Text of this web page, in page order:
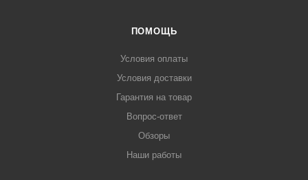
ПОМОЩЬ
Условия оплаты
Условия доставки
Гарантия на товар
Вопрос-ответ
Обзоры
Наши работы